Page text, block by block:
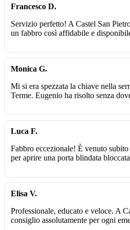
Francesco D.
Servizio perfetto! A Castel San
un fabbro così affidabile e
Monica G.
Mi si era spezzata la chiave nella
Terme. Eugenio ha risolto senza
Luca F.
Fabbro eccezionale! È venuto
per aprire una porta blindata
Elisa V.
Professionale, educato e veloce. A
consiglio assolutamente per ogni